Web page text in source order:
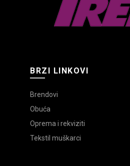
stranici
proizvoda.
BRZI LINKOVI
Brendovi
Obuća
Oprema i rekviziti
Tekstil muškarci